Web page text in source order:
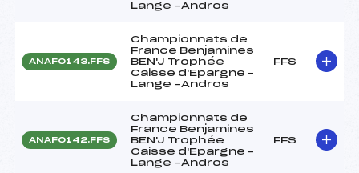
Lange -Andros
ANAF0143.FFS
Championnats de
France Benjamines
BEN'J Trophée
Caisse d'Epargne –
Lange -Andros
FFS
ANAF0142.FFS
Championnats de
France Benjamines
BEN'J Trophée
Caisse d'Epargne –
Lange -Andros
FFS